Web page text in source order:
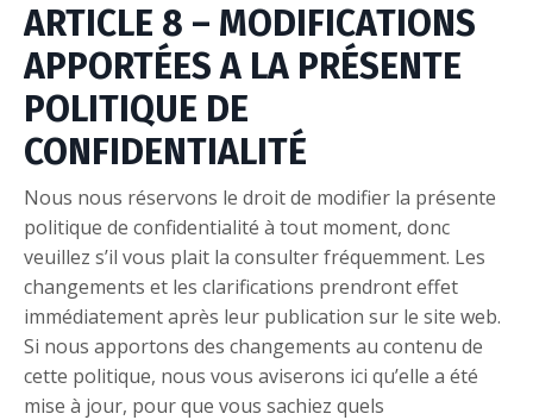
ARTICLE 8 – MODIFICATIONS
APPORTÉES A LA PRÉSENTE
POLITIQUE DE
CONFIDENTIALITÉ
Nous nous réservons le droit de modifier la présente
politique de confidentialité à tout moment, donc
veuillez s’il vous plait la consulter fréquemment. Les
changements et les clarifications prendront effet
immédiatement après leur publication sur le site web.
Si nous apportons des changements au contenu de
cette politique, nous vous aviserons ici qu’elle a été
mise à jour, pour que vous sachiez quels